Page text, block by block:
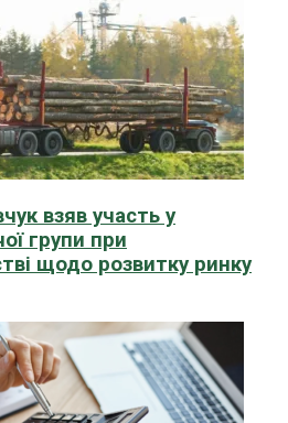
взяв участь у
групи при
щодо розвитку ринку